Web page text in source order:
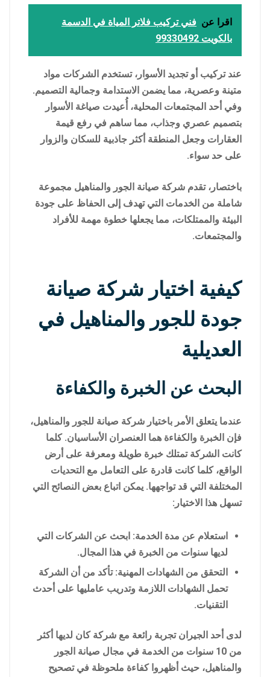
اقرا عن فني تركيب فلاتر المياة في الدسمة
بالكويت 99330492
عند تركيب أو تجديد الأسوار، تستخدم الشركات مواد
متينة وعصرية، مما يضمن الاستدامة وجمالية التصميم.
وفي أحد المجتمعات المحلية، أُعيدت صياغة الأسوار
بتصميم عصري وجذاب، مما ساهم في رفع قيمة
العقارات وجعل المنطقة أكثر جاذبية للسكان والزوار
على حد سواء.
باختصار، تقدم شركة صيانة الجور والمناهيل مجموعة
شاملة من الخدمات التي تهدف إلى الحفاظ على جودة
البيئة والممتلكات، مما يجعلها خطوة مهمة للأفراد
والمجتمعات.
كيفية اختيار شركة صيانة
جودة للجور والمناهيل في
العديلية
البحث عن الخبرة والكفاءة
عندما يتعلق الأمر باختيار شركة صيانة للجور والمناهيل،
فإن الخبرة والكفاءة هما العنصران الأساسيان. كلما
كانت الشركة تمتلك خبرة طويلة ومعرفة على أرض
الواقع، كلما كانت قادرة على التعامل مع التحديات
المختلفة التي قد تواجهها. يمكن اتباع بعض النصائح التي
تسهل هذا الاختيار:
استعلام عن مدة الخدمة: ابحث عن الشركات التي
لديها سنوات من الخبرة في هذا المجال.
التحقق من الشهادات المهنية: تأكد من أن الشركة
تحمل الشهادات اللازمة وتدريب عامليها على أحدث
التقنيات.
لدى أحد الجيران تجربة رائعة مع شركة كان لديها أكثر
من 10 سنوات من الخدمة في مجال صيانة الجور
والمناهيل، حيث أظهروا كفاءة ملحوظة في تصحيح